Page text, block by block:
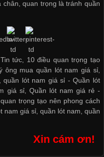
quan trọng là tránh quần
tức, 10 điều quan trọng tạo
ông mua quần lót nam giá sỉ,
quần lót nam giá sỉ -Quần lót
giá sỉ, Quần lót nam giá rẻ -
trọng tạo nên phong cách
nam giá sỉ, quần lót nam quần
Xin cám ơn!